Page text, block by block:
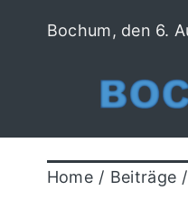
Bochum, den 6.
Home Beiträge